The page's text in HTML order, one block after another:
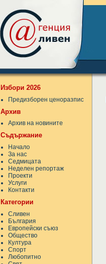
Избори 2026
Предизборен ценоразпис
Архив
Архив на новините
Съдържание
Начало
За нас
Седмицата
Неделен репортаж
Проекти
Услуги
Контакти
Категории
Сливен
България
Европейски съюз
Общество
Култура
Спорт
Любопитно